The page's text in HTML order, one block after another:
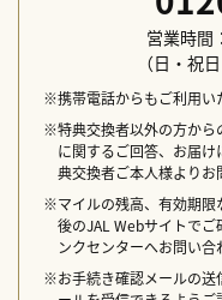
営業時
（日・祝
※携帯電話からもご利用い
※特典交換者以外の方から
に関するご回答、お届
典交換者ご本人様よりお
※マイルの残高、有効期限
後のJAL Webサイトで
ンクセンターへお問い合
※お手続き確認メールの